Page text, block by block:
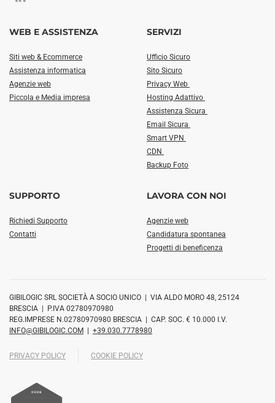
WEB E ASSISTENZA
Siti web & Ecommerce
Assistenza informatica
Agenzie web
Piccola e Media impresa
SERVIZI
Ufficio Sicuro
Sito Sicuro
Privacy Web
Hosting Adattivo
Assistenza Sicura
Email Sicura
Smart VPN
CDN
Backup Foto
SUPPORTO
Richiedi Supporto
Contatti
LAVORA CON NOI
Agenzie web
Candidatura spontanea
Progetti di beneficenza
GIBILOGIC SRL SOCIETÀ A SOCIO UNICO | VIA ALDO MORO 48, 25124
BRESCIA | P.IVA 02780970980
REG.IMPRESE N.02780970980 BRESCIA | CAP. SOC. € 10.000 I.V.
INFO@GIBILOGIC.COM
+39.030.7778980
PRIVACY POLICY COOKIE POLICY